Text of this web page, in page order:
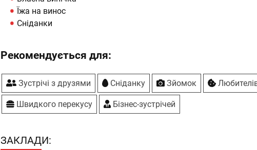
Їжа на винос
Сніданки
Рекомендується для:
Зустрічі з друзями Сніданку Зйомок
Швидкого перекусу Бізнес-зустрічей
ЗАКЛАДИ: